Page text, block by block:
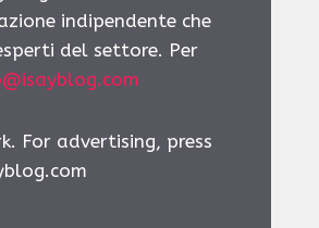
indipendente che
del settore. Per
For advertising, press